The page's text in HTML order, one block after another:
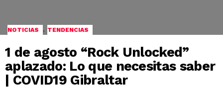
NOTICIAS , TENDENCIAS
1 de agosto “Rock Unlocked”
aplazado: Lo que necesitas saber
| COVID19 Gibraltar